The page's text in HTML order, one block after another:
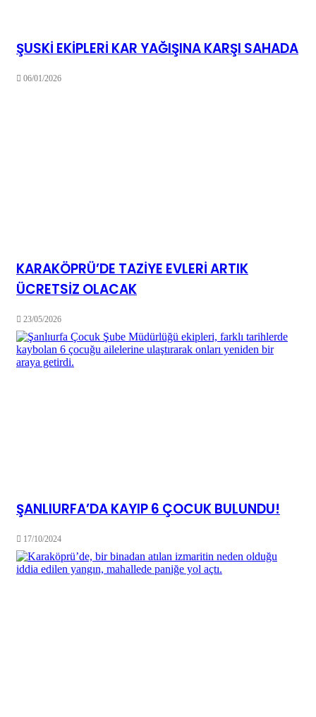
ŞUSKİ EKİPLERİ KAR YAĞIŞINA KARŞI SAHADA
06/01/2026
KARAKÖPRÜ’DE TAZİYE EVLERİ ARTIK
ÜCRETSİZ OLACAK
23/05/2026
ŞANLIURFA’DA KAYIP 6 ÇOCUK BULUNDU!
17/10/2024